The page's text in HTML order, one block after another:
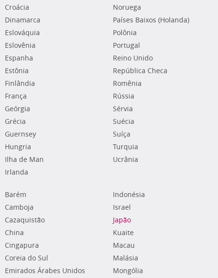
Croácia
Dinamarca
Eslováquia
Eslovênia
Espanha
Estônia
Finlândia
França
Geórgia
Grécia
Guernsey
Hungria
Ilha de Man
Irlanda
Noruega
Países Baixos (Holanda)
Polônia
Portugal
Reino Unido
República Checa
Romênia
Rússia
Sérvia
Suécia
Suíça
Turquia
Ucrânia
Barém
Camboja
Cazaquistão
China
Cingapura
Coreia do Sul
Emirados Árabes Unidos
Indonésia
Israel
Japão
Kuaite
Macau
Malásia
Mongólia